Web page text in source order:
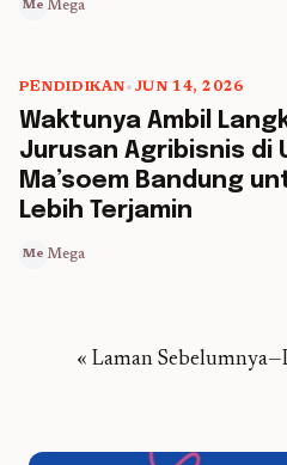
Me Mega
PENDIDIKAN• JUN 14, 2026
Waktunya Ambil
Jurusan Agribisnis di
Ma’soem Bandung
Lebih Terjamin
Me Mega
« Laman Sebelumnya—